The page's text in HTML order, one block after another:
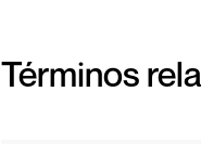
Términos